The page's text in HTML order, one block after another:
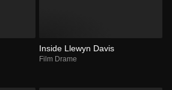
Inside Llewyn Davis
Film Drame